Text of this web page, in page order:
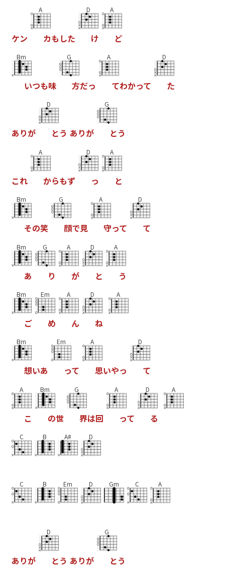
ケン
A
カもした
D
け
A
ど
Bm
いつも味
G
方だっ
A
てわかって
D
た
あ りが
D
とう あ りが
G
とう
これ
A
からもず
D
っ
A
と
Bm
その笑
G
顔で見
A
守って
D
て
Bm
あ
G
り
A
が
D
と
A
う
Bm
ご
Em
め
A
ん
D
ね
A
Bm
想いあ
Em
って
A
思いやっ
D
て
A
こ
Bm
の世
G
界は回
A
って
D
る
A
C B A# D
C B Em D Gm C A
あ りが
D
とう あ りが
G
とう